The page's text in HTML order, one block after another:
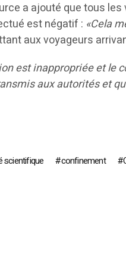
a ajouté que tous
est négatif : «Cela
aux voyageurs
est inappropriée et le
aux autorités et
scientifique confinement